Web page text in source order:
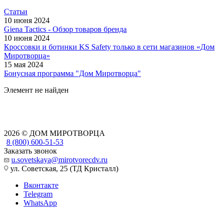
Статьи
10 июня 2024
Giena Tactics - Обзор товаров бренда
10 июня 2024
Кроссовки и ботинки KS Safety только в сети магазинов «Дом
Миротворца»
15 мая 2024
Бонусная программа "Дом Миротворца"
Элемент не найден
2026 © ДОМ МИРОТВОРЦА
8 (800) 600-51-53
Заказать звонок
u.sovetskaya@mirotvorecdv.ru
ул. Советская, 25 (ТД Кристалл)
Вконтакте
Telegram
WhatsApp